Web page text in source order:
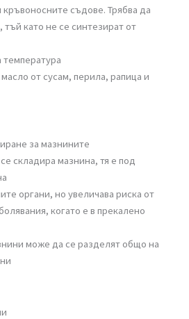
кръвоносните съдове. Трябва да
тъй като не се синтезират от
температура
масло от сусам, перила, рапица и
за мазнините
складира мазнина, тя е под
органи, но увеличава риска от
когато е в прекалено
може да се разделят общо на